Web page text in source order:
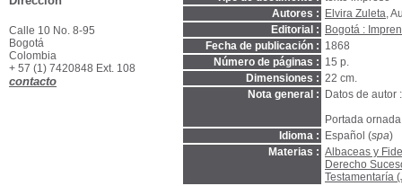
Autores :
Elvira Zuleta,
Editorial :
Bogotá :
Fecha de publicación : 1868
Número de páginas : 15 p.
Dimensiones : 22 cm.
Nota general :
Datos de autor
Portada
Idioma :
Español (spa)
Materias : Albaceas y
Derecho
Testamentaría
Calle 10 No. 8-95
Bogotá
Colombia
+ 57 (1) 7420848 Ext. 108
contacto